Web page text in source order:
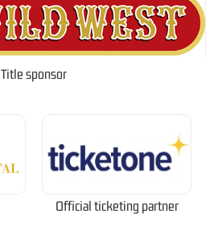
Title sponsor
Official ticketing partner